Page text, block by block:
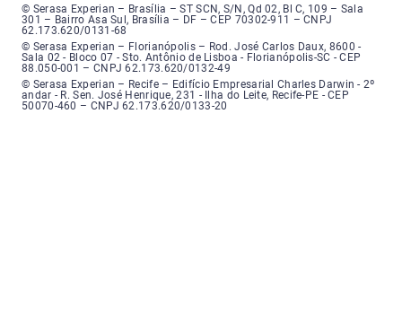
Serasa Experian - Brasília, Endereço: Setor Comercial Norte, sem
© Serasa Experian – Brasília – ST SCN, S/N, Qd 02, Bl C, 109 – Sala
301 – Bairro Asa Sul, Brasília – DF – CEP 70302-911 – CNPJ
62.173.620/0131-68
Serasa Experian - Florianópolis, Endereço: Rodovia José Carlos, número
© Serasa Experian – Florianópolis – Rod. José Carlos Daux, 8600 -
Sala 02 - Bloco 07 - Sto. Antônio de Lisboa - Florianópolis-SC - CEP
88.050-001 – CNPJ 62.173.620/0132-49
Serasa Experian - Recife, Endereço: Edifício Empresarial Charles Darwin,
© Serasa Experian – Recife – Edifício Empresarial Charles Darwin - 2º
andar - R. Sen. José Henrique, 231 - Ilha do Leite, Recife-PE - CEP
50070-460 – CNPJ 62.173.620/0133-20